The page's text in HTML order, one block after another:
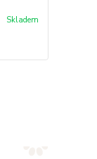
Skladem